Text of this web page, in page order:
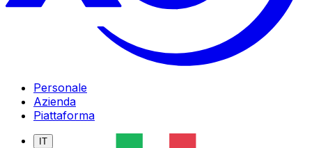
Personale
Azienda
Piattaforma
IT